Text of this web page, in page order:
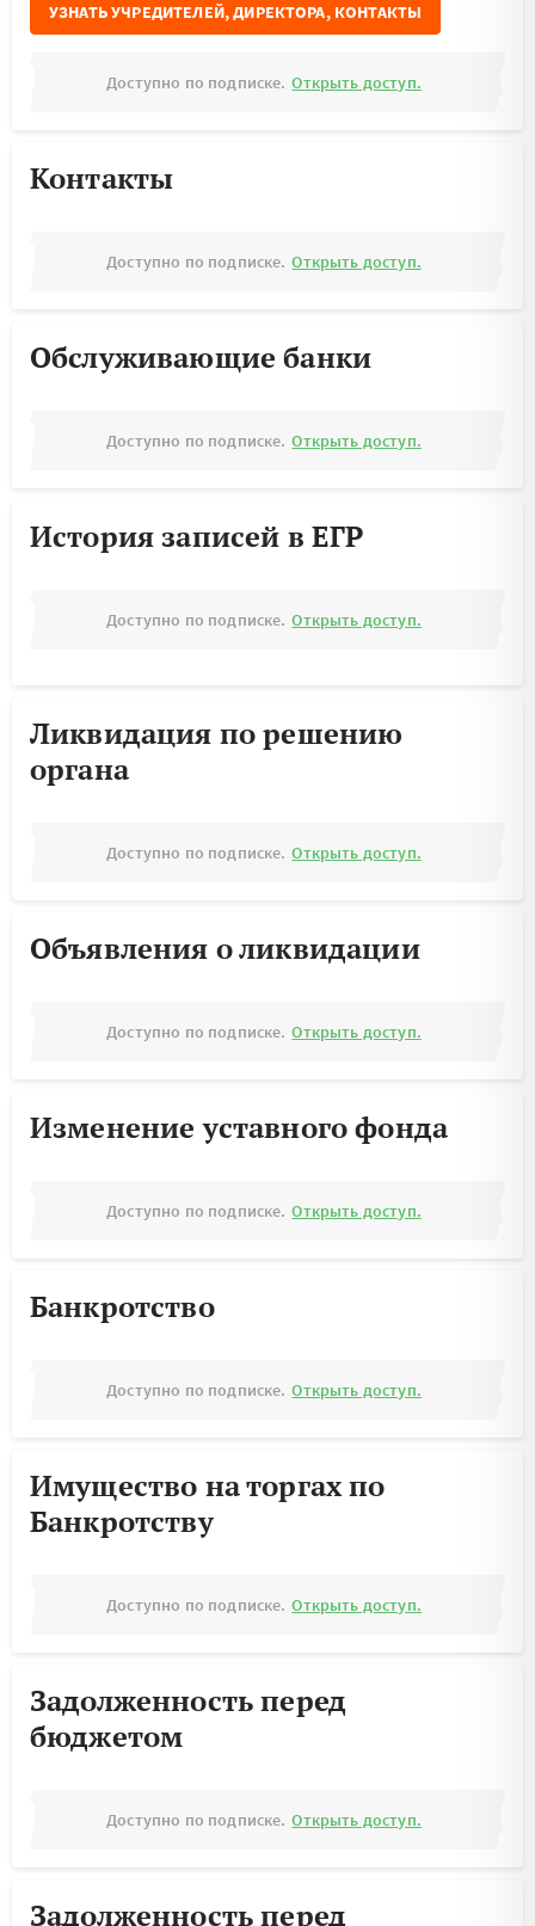
УЗНАТЬ УЧРЕДИТЕЛЕЙ, ДИРЕКТОРА, КОНТАКТЫ
Доступно по подписке. Открыть доступ.
Контакты
Доступно по подписке. Открыть доступ.
Обслуживающие банки
Доступно по подписке. Открыть доступ.
История записей в ЕГР
Доступно по подписке. Открыть доступ.
Ликвидация по решению
органа
Доступно по подписке. Открыть доступ.
Объявления о ликвидации
Доступно по подписке. Открыть доступ.
Изменение уставного фонда
Доступно по подписке. Открыть доступ.
Банкротство
Доступно по подписке. Открыть доступ.
Имущество на торгах по
Банкротству
Доступно по подписке. Открыть доступ.
Задолженность перед
бюджетом
Доступно по подписке. Открыть доступ.
Задолженность перед